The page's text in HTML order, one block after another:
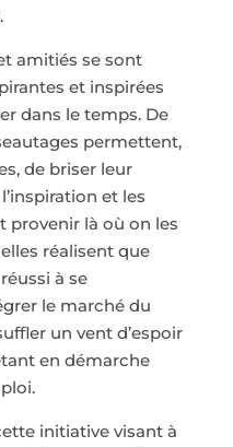
amitiés se sont
et inspirées
dans le temps. De
permettent,
de briser leur
et les
provenir là où on les
réalisent que
à se
le marché du
un vent d’espoir
en démarche
initiative visant à